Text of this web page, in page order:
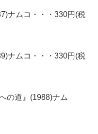
ナムコ・・・330円(税
ナムコ・・・330円(税
の道』(1988)ナム